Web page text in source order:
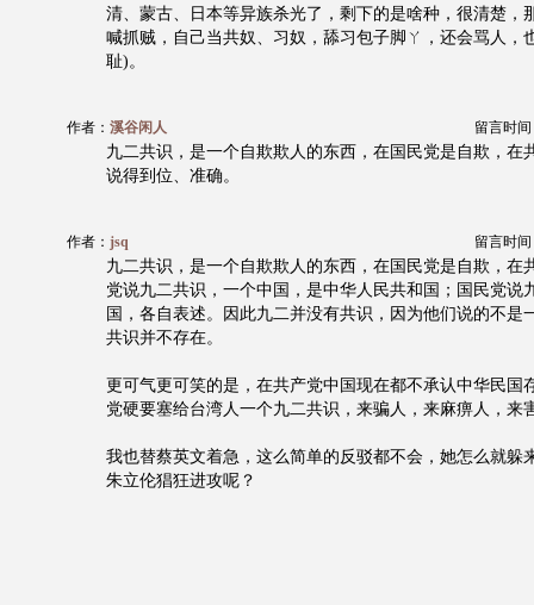
清、蒙古、日本等异族杀光了，剩下的是啥种，很清楚，
喊抓贼，自己当共奴、习奴，舔习包子脚ㄚ，还会骂人，
耻)。
作者： 溪谷闲人 留言时间
九二共识，是一个自欺欺人的东西，在国民党是自欺，在
说得到位、准确。
作者： jsq 留言时间
九二共识，是一个自欺欺人的东西，在国民党是自欺，在
党说九二共识，一个中国，是中华人民共和国；国民党说
国，各自表述。因此九二并没有共识，因为他们说的不是
共识并不存在。
更可气更可笑的是，在共产党中国现在都不承认中华民国
党硬要塞给台湾人一个九二共识，来骗人，来麻痹人，来
我也替蔡英文着急，这么简单的反驳都不会，她怎么就躲
朱立伦猖狂进攻呢？